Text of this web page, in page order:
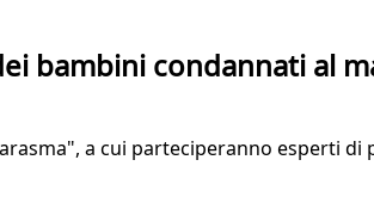
bambini condannati al
a cui parteciperanno esperti